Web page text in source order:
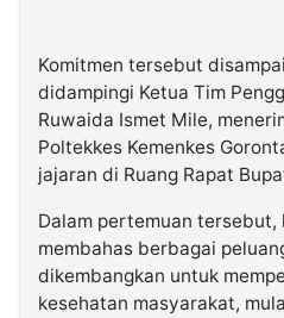
Komitmen tersebut
didampingi Ketua Tim
Ruwaida Ismet Mile,
Poltekkes Kemenkes
jajaran di Ruang Rapat
Dalam pertemuan tersebut,
membahas berbagai
dikembangkan untuk
kesehatan masyarakat,